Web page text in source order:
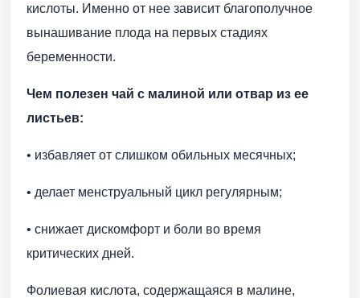
кислоты. Именно от нее зависит благополучное
вынашивание плода на первых стадиях
беременности.
Чем полезен чай с малиной или отвар из ее
листьев:
• избавляет от слишком обильных месячных;
• делает менструальный цикл регулярным;
• снижает дискомфорт и боли во время
критических дней.
Фолиевая кислота, содержащаяся в малине,